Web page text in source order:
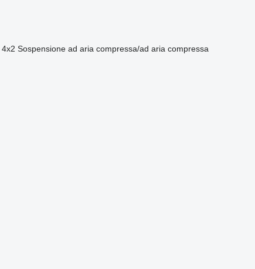
4x2 Sospensione ad aria compressa/ad aria compressa